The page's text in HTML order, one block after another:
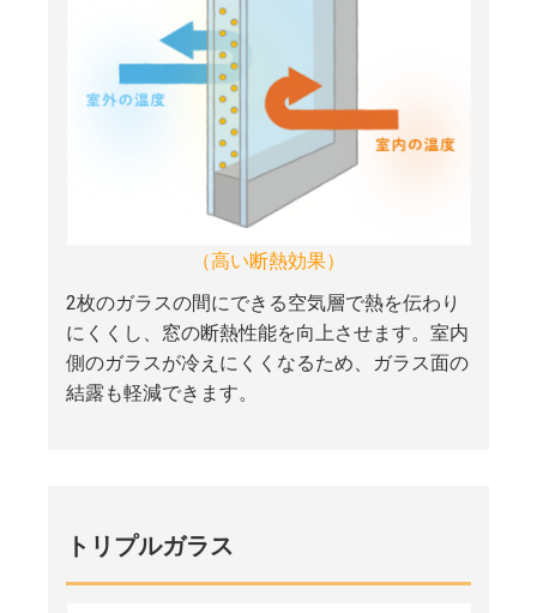
（高い断熱効果）
2枚のガラスの間にできる空気層で熱を伝わり
にくくし、窓の断熱性能を向上させます。室内
側のガラスが冷えにくくなるため、ガラス面の
結露も軽減できます。
トリプルガラス